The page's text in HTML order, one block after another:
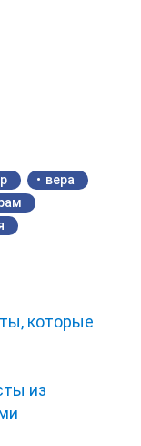
вера
которые
из